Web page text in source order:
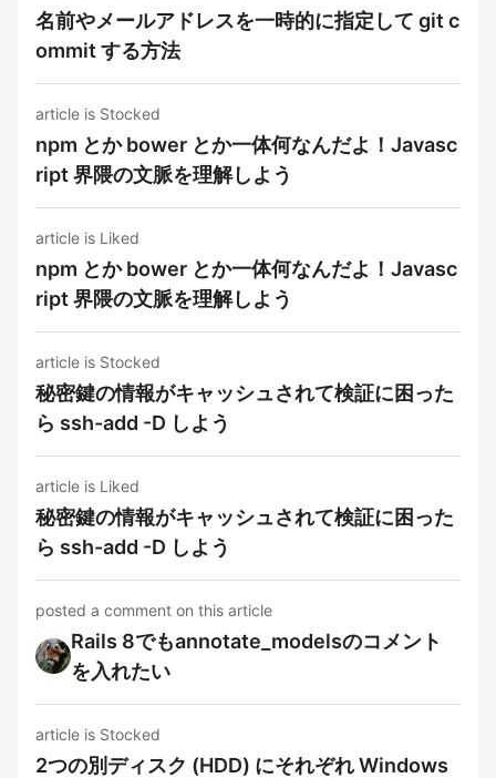
名前やメールアドレスを一時的に指定して git c
ommit する方法
article is Stocked
npm とか bower とか一体何なんだよ！Javasc
ript 界隈の文脈を理解しよう
article is Liked
npm とか bower とか一体何なんだよ！Javasc
ript 界隈の文脈を理解しよう
article is Stocked
秘密鍵の情報がキャッシュされて検証に困った
ら ssh-add -D しよう
article is Liked
秘密鍵の情報がキャッシュされて検証に困った
ら ssh-add -D しよう
posted a comment on this article
Rails 8でもannotate_modelsのコメント
を入れたい
article is Stocked
2つの別ディスク (HDD) にそれぞれ Windows